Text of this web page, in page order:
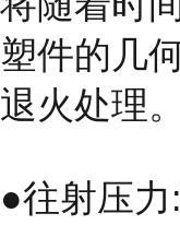
塑件的几
退火处理。
●往射压